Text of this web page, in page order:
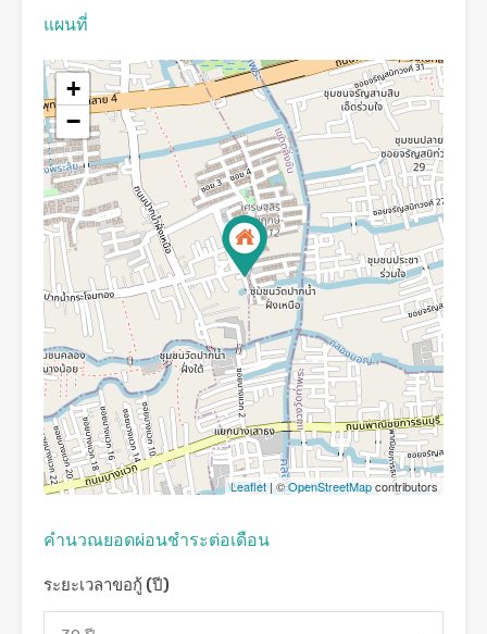
แผนที่
+
−
Leaflet| ©OpenStreetMapcontributors
คํานวณยอดผ่อนชําระต่อเดือน
ระยะเวลาขอกู้ (ปี)